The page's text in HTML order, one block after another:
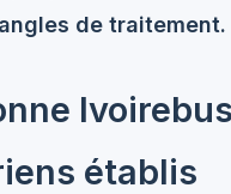
de traitement.
établis